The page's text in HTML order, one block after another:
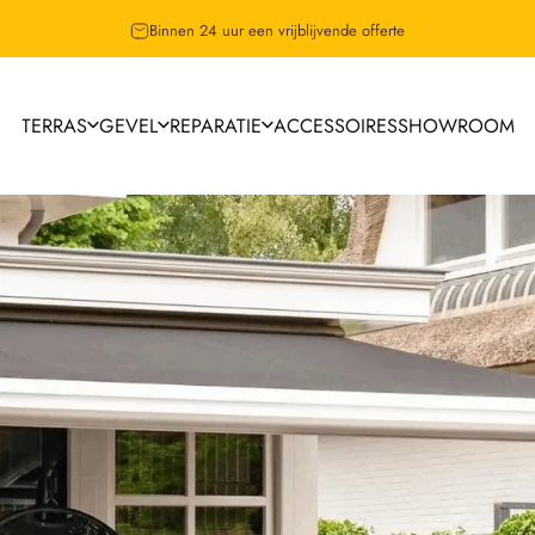
Binnen 24 uur een vrijblijvende offerte
TERRAS GEVEL REPARATIE ACCESSOIRESSHOWROOM